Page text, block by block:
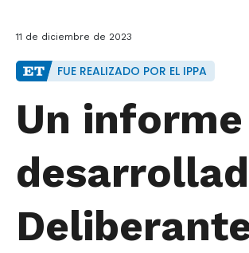
11 de diciembre de 2023
FUE REALIZADO POR EL IPPA
Un